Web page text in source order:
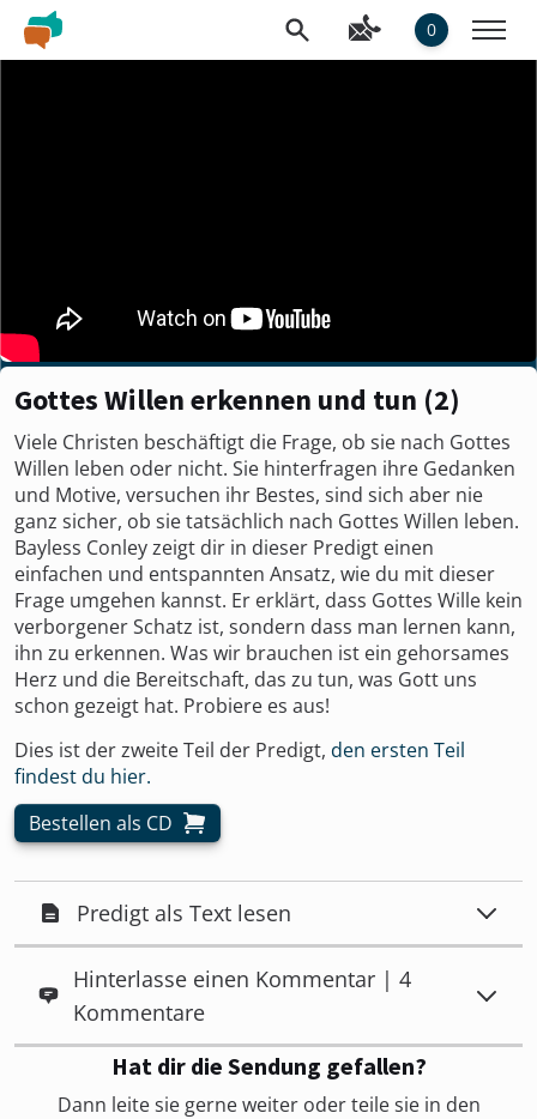
0
Gottes Willen erkennen und tun (2)
Viele Christen beschäftigt die Frage, ob sie nach Gottes
Willen leben oder nicht. Sie hinterfragen ihre Gedanken
und Motive, versuchen ihr Bestes, sind sich aber nie
ganz sicher, ob sie tatsächlich nach Gottes Willen leben.
Bayless Conley zeigt dir in dieser Predigt einen
einfachen und entspannten Ansatz, wie du mit dieser
Frage umgehen kannst. Er erklärt, dass Gottes Wille kein
verborgener Schatz ist, sondern dass man lernen kann,
ihn zu erkennen. Was wir brauchen ist ein gehorsames
Herz und die Bereitschaft, das zu tun, was Gott uns
schon gezeigt hat. Probiere es aus!
Dies ist der zweite Teil der Predigt, den ersten Teil
findest du hier.
Bestellen als CD
Predigt als Text lesen
Hinterlasse einen Kommentar | 4
Kommentare
Hat dir die Sendung gefallen?
Dann leite sie gerne weiter oder teile sie in den